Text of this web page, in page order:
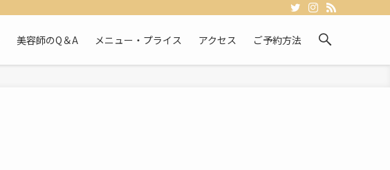
美容師のQ＆A メニュー・プライス アクセス ご予約方法